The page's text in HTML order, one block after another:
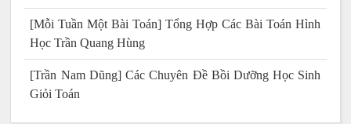
[Mỗi Tuần Một Bài Toán] Tổng Hợp Các Bài Toán Hình
Học Trần Quang Hùng
[Trần Nam Dũng] Các Chuyên Đề Bồi Dưỡng Học Sinh
Giỏi Toán